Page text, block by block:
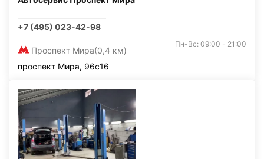
+7 (495) 023-42-98
Проспект Мира(0,4 км)
Пн-Вс: 09:00 - 21:00
проспект Мира, 96с16